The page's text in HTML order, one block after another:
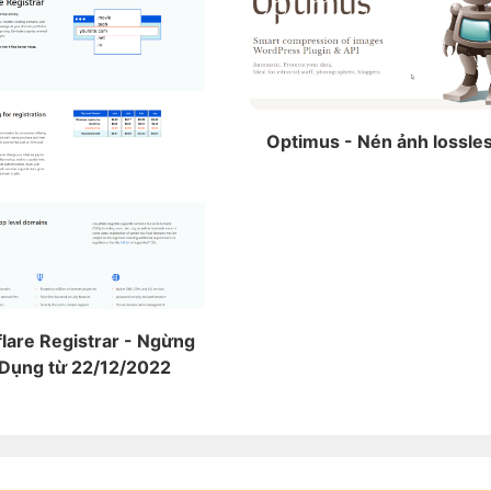
Registrar - Ngừng
từ 22/12/2022
Optimus - Nén ảnh